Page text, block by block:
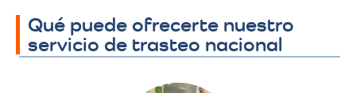
Qué puede ofrecerte nuestro
servicio de trasteo nacional